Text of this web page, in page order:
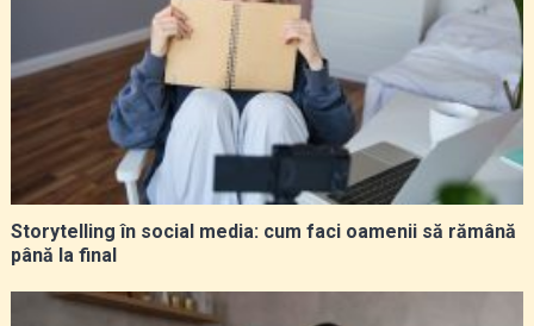
Storytelling în social media: cum faci oamenii să rămână
până la final